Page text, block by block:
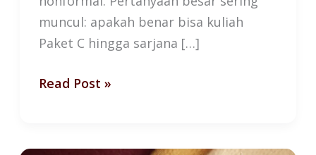
muncul: apakah benar bisa kuliah
Paket C hingga sarjana […]
Read Post »